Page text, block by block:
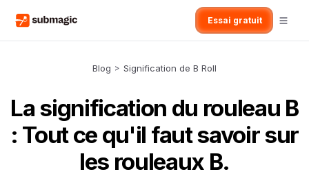
Essai gratuit
Blog > Signification de B Roll
La signification du rouleau B
: Tout ce qu'il faut savoir sur
les rouleaux B.